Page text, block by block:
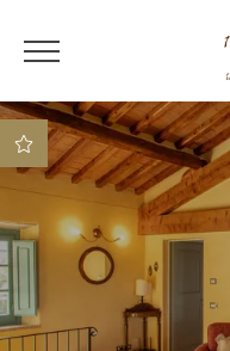
Vantaggio 1 Vantaggio
Vantaggio
Vantaggio 2